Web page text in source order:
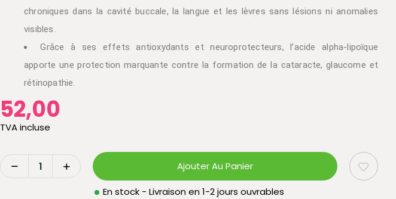
chroniques dans la cavité buccale, la langue et les lèvres sans lésions ni anomalies
visibles.
Grâce à ses effets antioxydants et neuroprotecteurs, l’acide alpha-lipoïque
apporte une protection marquante contre la formation de la cataracte, glaucome et
rétinopathie.
52,00
TVA incluse
Ajouter Au Panier
En stock - Livraison en 1-2 jours ouvrables